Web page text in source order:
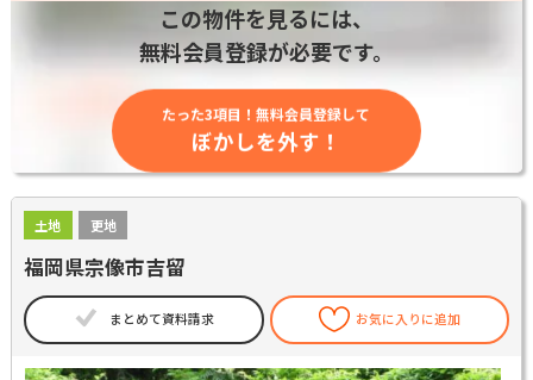
この物件を見るには、
無料会員登録が必要です。
たった3項目！無料会員登録して
ぼかしを外す！
土地 更地
福岡県宗像市吉留
まとめて資料請求 お気に入りに追加